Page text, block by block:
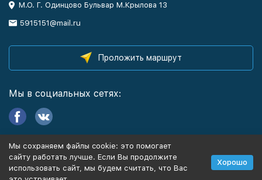
М.О. Г. Одинцово Бульвар М.Крылова 13
5915151@mail.ru
Проложить маршрут
Мы в социальных сетях:
Информация
Мы сохраняем файлы cookie: это помогает
сайту работать лучше. Если Вы продолжите
использовать сайт, мы будем считать, что Вас
Хорошо